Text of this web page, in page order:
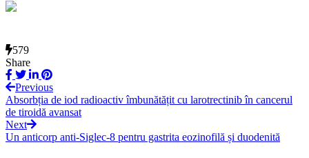
579
Share
Previous
Absorbția de iod radioactiv îmbunătățit cu larotrectinib în cancerul
de tiroidă avansat
Next
Un anticorp anti-Siglec-8 pentru gastrita eozinofilă și duodenită